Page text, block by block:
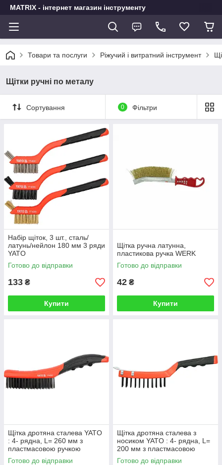
MATRIX - інтернет магазин інструменту
Товари та послуги Ріжучий і витратний інструмент
Щітки ручні по металу
Сортування 0 Фільтри
Набір щіток, 3 шт., сталь/
латунь/нейлон 180 мм 3 ряди
YATO
Готово до відправки
133 ₴
Купити
Щітка ручна латунна,
пластикова ручка WERK
Готово до відправки
42 ₴
Купити
Щітка дротяна сталева YATO
: 4- рядна, L= 260 мм з
пластмасовою ручкою
Готово до відправки
Щітка дротяна сталева з
носиком YATO : 4- рядна, L=
200 мм з пластмасовою
ручкою
Готово до відправки